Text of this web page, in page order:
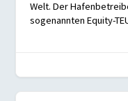
Welt. Der
sogenannten Equity-